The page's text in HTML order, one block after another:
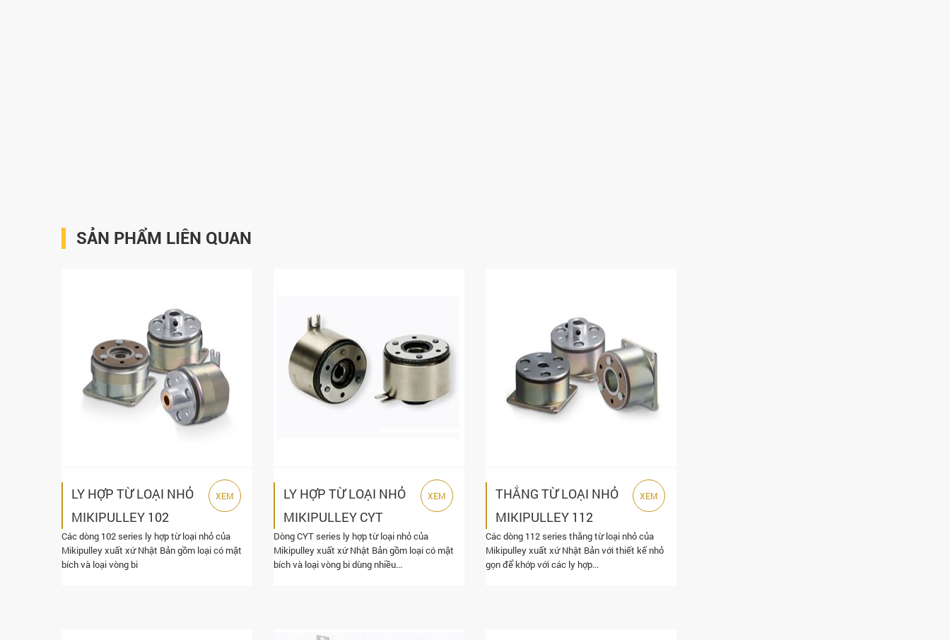
SẢN PHẨM LIÊN QUAN
LY HỢP TỪ LOẠI NHỎ
MIKIPULLEY 102
SERIES
Các dòng 102 series ly hợp từ loại nhỏ của
Mikipulley xuất xứ Nhật Bản gồm loại có mặt
bích và loại vòng bi
XEM
LY HỢP TỪ LOẠI NHỎ
MIKIPULLEY CYT
SERIES
Dòng CYT series ly hợp từ loại nhỏ của
Mikipulley xuất xứ Nhật Bản gồm loại có mặt
bích và loại vòng bi dùng nhiều...
XEM
THẮNG TỪ LOẠI NHỎ
MIKIPULLEY 112
SERIES
Các dòng 112 series thắng từ loại nhỏ của
Mikipulley xuất xứ Nhật Bản với thiết kế nhỏ
gọn để khớp với các ly hợp...
XEM